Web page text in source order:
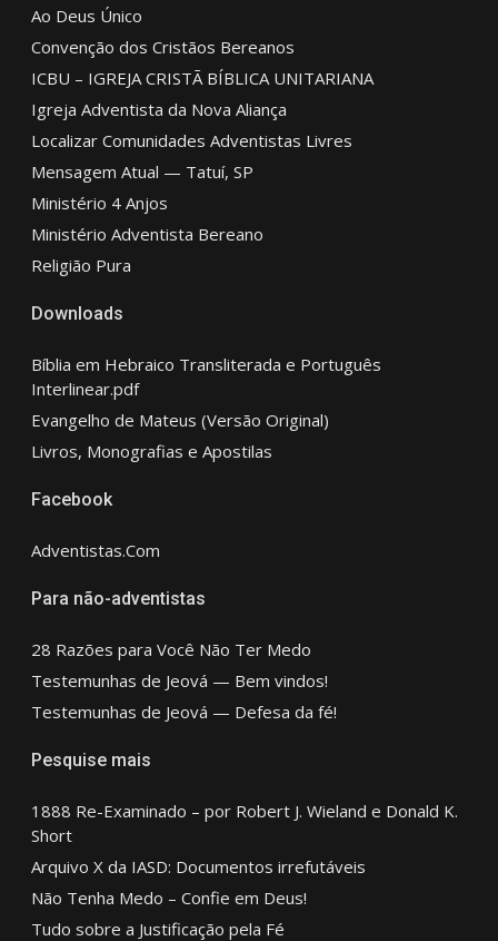
Ao Deus Único
Convenção dos Cristãos Bereanos
ICBU – IGREJA CRISTÃ BÍBLICA UNITARIANA
Igreja Adventista da Nova Aliança
Localizar Comunidades Adventistas Livres
Mensagem Atual — Tatuí, SP
Ministério 4 Anjos
Ministério Adventista Bereano
Religião Pura
Downloads
Bíblia em Hebraico Transliterada e Português
Interlinear.pdf
Evangelho de Mateus (Versão Original)
Livros, Monografias e Apostilas
Facebook
Adventistas.Com
Para não-adventistas
28 Razões para Você Não Ter Medo
Testemunhas de Jeová — Bem vindos!
Testemunhas de Jeová — Defesa da fé!
Pesquise mais
1888 Re-Examinado – por Robert J. Wieland e Donald K.
Short
Arquivo X da IASD: Documentos irrefutáveis
Não Tenha Medo – Confie em Deus!
Tudo sobre a Justificação pela Fé